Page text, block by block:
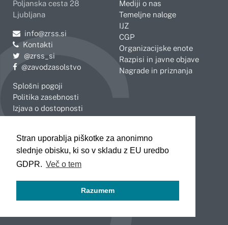
Stran uporablja piškotke za anonimno
slednje obisku, ki so v skladu z EU uredbo
GDPR. Več o tem
Razumem
Poljanska cesta 28
Ljubljana
Pošljite e-mail na
info@zrss.si
Kontakti
Pojdite na Twitter:
@zrss_si
Pojdite na Facebook:
@zavodzasolstvo
Splošni pogoji
Politika zasebnosti
Izjava o dostopnosti
Mediji o nas
Temeljne naloge
IJZ
CGP
Organizacijske enote
Razpisi in javne objave
Nagrade in priznanja
Celje
Koper
Kranj
Novo mesto
Slovenj Gradec